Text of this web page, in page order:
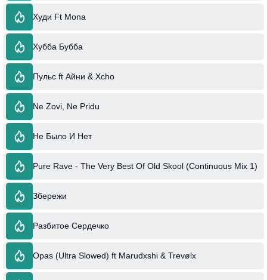
Худи Ft Mona
Хубба Бубба
Пульс ft Айни & Xcho
Ne Zovi, Ne Pridu
Не Было И Нет
Pure Rave - The Very Best Of Old Skool (Continuous Mix 1)
Збережи
Разбитое Сердечко
Opas (Ultra Slowed) ft Marudxshi & Trevølx